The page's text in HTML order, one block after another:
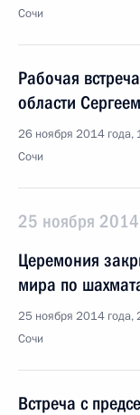
Сочи
Рабочая
области
26 ноября 2014 года,
Сочи
25 ноября 2014
Церемония
мира по
25 ноября 2014 года,
Сочи
Встреча с